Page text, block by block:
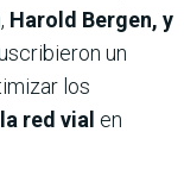
Harold Bergen, y
un
los
red vial en